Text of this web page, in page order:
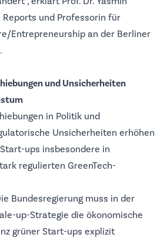
Reports und Professorin für
Entrepreneurship an der Berliner
und Unsicherheiten
in Politik und
Unsicherheiten erhöhen
ups insbesondere in
regulierten GreenTech-
Bundesregierung muss in der
up-Strategie die ökonomische
grüner Start-ups explizit